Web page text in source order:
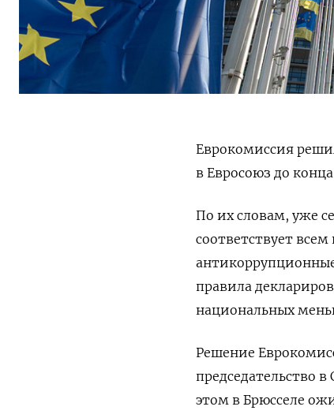
Еврокомиссия
в Евросоюз до
По их словам, уже
соответствует
правила
национальных
Решение
председательство
этом в Брюсселе